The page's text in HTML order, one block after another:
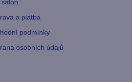
salón
a platba
podmínky
osobních údajů